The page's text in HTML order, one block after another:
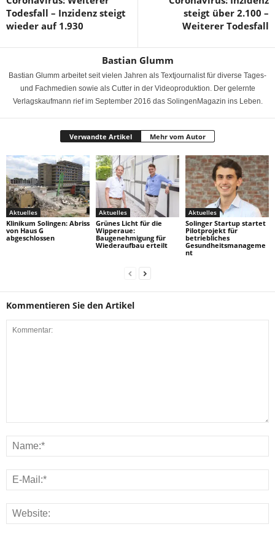
Todesfall – Inzidenz steigt
wieder auf 1.930
steigt über 2.100 –
Weiterer Todesfall
Bastian Glumm
Bastian Glumm arbeitet seit vielen Jahren als Textjournalist für diverse Tages-
und Fachmedien sowie als Cutter in der Videoproduktion. Der gelernte
Verlagskaufmann rief im September 2016 das SolingenMagazin ins Leben.
Verwandte Artikel Mehr vom Autor
Aktuelles
Klinikum Solingen: Abriss
von Haus G
abgeschlossen
Aktuelles
Grünes Licht für die
Wipperaue:
Baugenehmigung für
Wiederaufbau erteilt
Aktuelles
Solinger Startup startet
Pilotprojekt für
betriebliches
Gesundheitsmanageme
nt
Kommentieren Sie den Artikel